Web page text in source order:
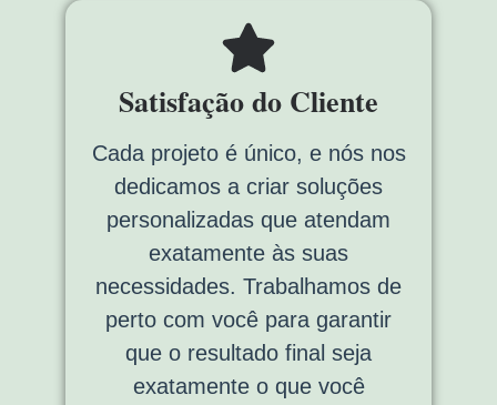
Satisfação do Cliente
Cada projeto é único, e nós nos
dedicamos a criar soluções
personalizadas que atendam
exatamente às suas
necessidades. Trabalhamos de
perto com você para garantir
que o resultado final seja
exatamente o que você